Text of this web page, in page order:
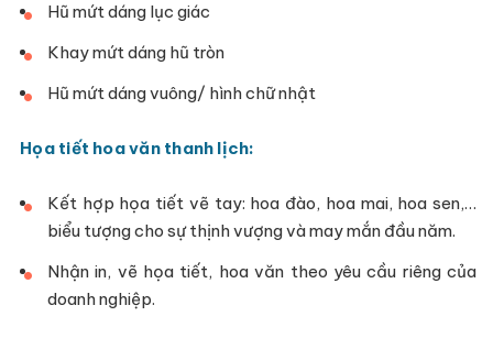
Hũ mứt dáng lục giác
Khay mứt dáng hũ tròn
Hũ mứt dáng vuông/ hình chữ nhật
Họa tiết hoa văn thanh lịch:
Kết hợp họa tiết vẽ tay: hoa đào, hoa mai, hoa sen,…
biểu tượng cho sự thịnh vượng và may mắn đầu năm.
Nhận in, vẽ họa tiết, hoa văn theo yêu cầu riêng của
doanh nghiệp.